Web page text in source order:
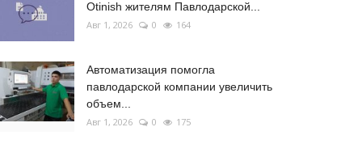
Otinish жителям Павлодарской...
Авг 1, 2026 0 164
Автоматизация помогла
павлодарской компании увеличить
объем...
Авг 1, 2026 0 175